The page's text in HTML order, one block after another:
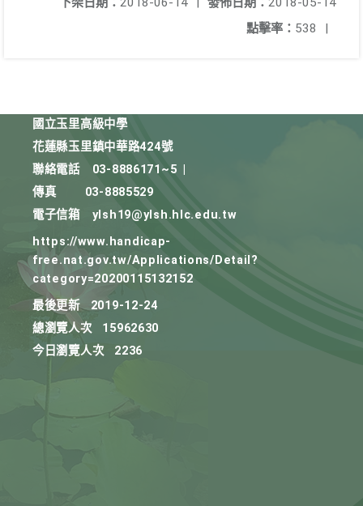
點擊率： 538 |
國立玉里高級中學
花蓮縣玉里鎮中華路424號
聯絡電話
03-8886171~5
傳真
03-8885529
電子信箱
ylsh19@ylsh.hlc.edu.tw
https://www.handicap-
free.nat.gov.tw/Applications/Detail?
category=20200115132152
最後更新
2019-12-24
總瀏覽人次
15962630
今日瀏覽人次
2236